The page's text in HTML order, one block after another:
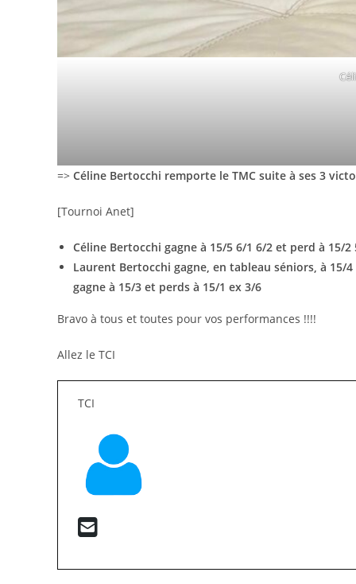
=> Céline Bertocchi remporte le TMC suite à ses 3
[Tournoi Anet]
Céline Bertocchi gagne à 15/5 6/1 6/2 et perd à 15/
Laurent Bertocchi gagne, en tableau séniors, à 15/
gagne à 15/3 et perds à 15/1 ex 3/6
Bravo à tous et toutes pour vos performances !!!!
Allez le TCI
TCI